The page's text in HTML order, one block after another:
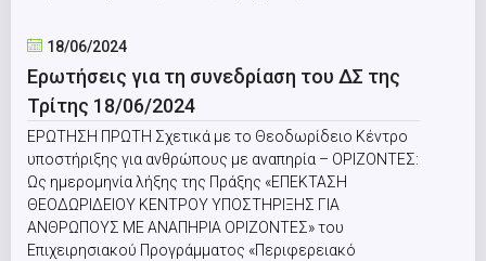
18/06/2024
Ερωτήσεις για τη συνεδρίαση του ΔΣ της
Τρίτης 18/06/2024
ΕΡΩΤΗΣΗ ΠΡΩΤΗ Σχετικά με το Θεοδωρίδειο Κέντρο
υποστήριξης για ανθρώπους με αναπηρία – ΟΡΙΖΟΝΤΕΣ:
Ως ημερομηνία λήξης της Πράξης «ΕΠΕΚΤΑΣΗ
ΘΕΟΔΩΡΙΔΕΙΟΥ ΚΕΝΤΡΟΥ ΥΠΟΣΤΗΡΙΞΗΣ ΓΙΑ
ΑΝΘΡΩΠΟΥΣ ΜΕ ΑΝΑΠΗΡΙΑ ΟΡΙΖΟΝΤΕΣ» του
Επιχειρησιακού Προγράμματος «Περιφερειακό